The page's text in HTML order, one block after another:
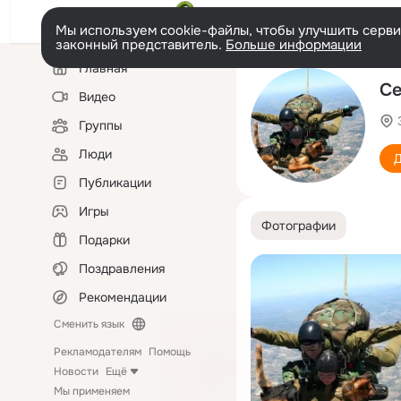
Мы используем cookie-файлы, чтобы улучшить
законный представитель. Больше информации
Левая
колонкаГлавная
Видео
Группы
Люди
Публикации
Игры
Подарки
Поздравления
Рекомендации
Сменить язык
Рекламодателям Помощь
Новости Ещё
Мы применяем
Фотографии